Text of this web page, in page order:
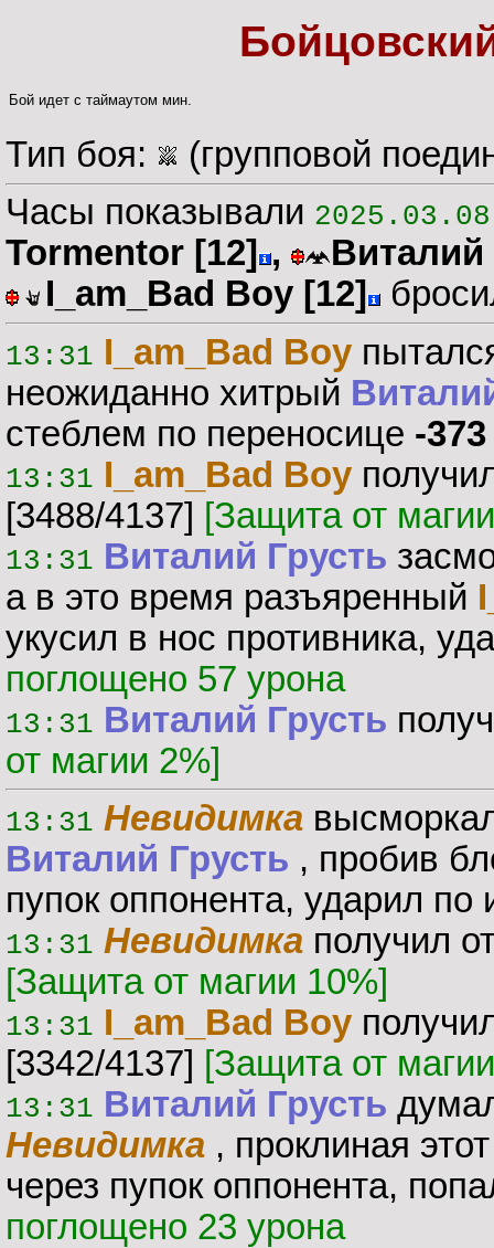
Бой идет с таймаутом мин.
Тип боя:
(групповой
Часы показывали
Tormentor [12] ,
Виталий
I_am_Bad Boy [12]
13:31 I_am_Bad Boy
неожиданно хитрый
стеблем по переносице -373
13:31 I_am_Bad Boy
[3488/4137] [Защита от
13:31 Виталий Грусть
а в это время разъяренный
укусил в нос противника,
поглощено 57 урона
13:31 Виталий Грусть
от магии 2%]
13:31 Невидимка
Виталий Грусть , пробив
пупок оппонента, ударил по
13:31 Невидимка получил
[Защита от магии 10%]
13:31 I_am_Bad Boy
[3342/4137] [Защита от
13:31 Виталий Грусть
Невидимка , проклиная
через пупок оппонента,
поглощено 23 урона